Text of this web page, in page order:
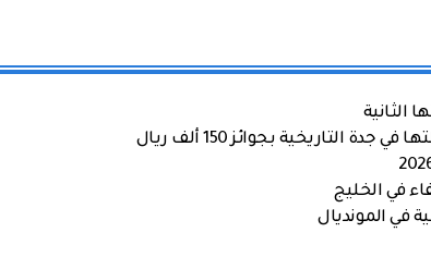
الثانية
بجوائز 150 ألف ريال
في الخليج
في المونديال